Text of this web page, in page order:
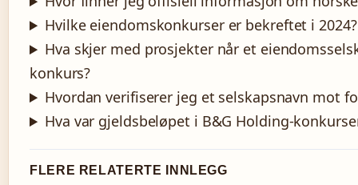
Hvilke eiendomskonkurser er bekreftet i 2024?
Hva skjer med prosjekter når et
konkurs?
Hvordan verifiserer jeg et selskapsnavn mot
Hva var gjeldsbeløpet i B&G Holding-
FLERE RELATERTE INNLEGG